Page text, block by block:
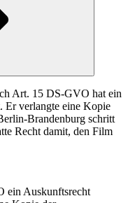
Art. 15 DS-GVO hat ein
Er verlangte eine Kopie
Brandenburg schritt
Recht damit, den Film
ein Auskunftsrecht